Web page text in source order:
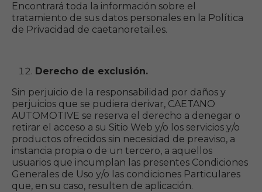
Encontrará toda la información sobre el
tratamiento de sus datos personales en la Política
de Privacidad de caetanoretail.es.
Derecho de exclusión.
Sin perjuicio de la responsabilidad por daños y
perjuicios que se pudiera derivar, CAETANO
AUTOMOTIVE se reserva el derecho a denegar o
retirar el acceso a su Sitio Web y/o los servicios y/o
productos ofrecidos sin necesidad de preaviso, a
instancia propia o de un tercero, a aquellos
usuarios que incumplan las presentes Condiciones
Generales de Uso y/o las condiciones Particulares
que, en su caso, resulten de aplicación.